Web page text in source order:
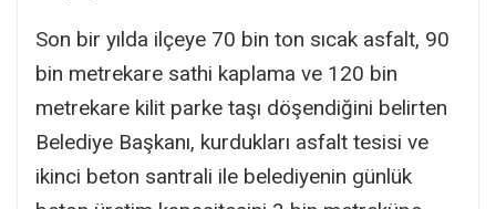
Son bir yılda ilçeye 70 bin ton sıcak asfalt, 90
bin metrekare sathi kaplama ve 120 bin
metrekare kilit parke taşı döşendiğini belirten
Belediye Başkanı, kurdukları asfalt tesisi ve
ikinci beton santrali ile belediyenin günlük